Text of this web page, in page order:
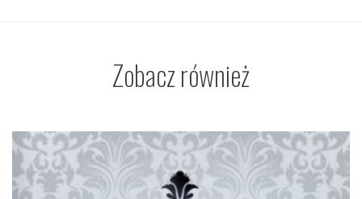
Zobacz również